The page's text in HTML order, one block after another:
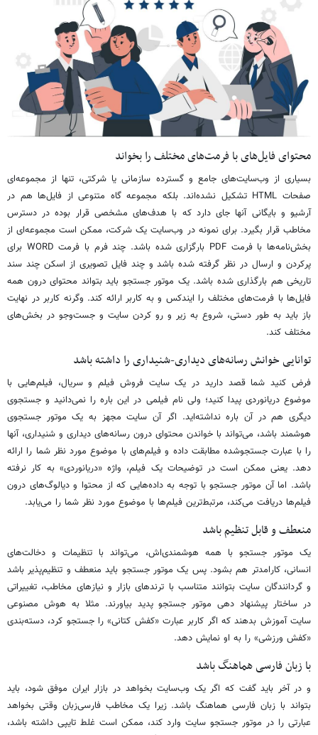
محتوای فایل‌های با فرمت‌های مختلف را بخواند
بسیاری از وب‌سایت‌های جامع و گسترده سازمانی یا شرکتی، تنها از مجموعه‌ای
صفحات HTML تشکیل نشده‌اند. بلکه مجموعه گاه متنوعی از فایل‌ها هم در
آرشیو و بایگانی آنها جای دارد که با هدف‌های مشخصی قرار بوده در دسترس
مخاطب قرار بگیرد. برای نمونه در وب‌سایت یک شرکت، ممکن است مجموعه‌ای از
بخش‌نامه‌ها با فرمت PDF بارگزاری شده باشد. چند فرم با فرمت WORD برای
پرکردن و ارسال در نظر گرفته شده باشد و چند فایل تصویری از اسکن چند سند
تاریخی هم بارگذاری شده باشد. یک موتور جستجو باید بتواند محتوای درون همه
فایل‌ها با فرمت‌های مختلف را ایندکس و به کاربر ارائه کند. وگرنه کاربر در نهایت
باز باید به طور دستی، شروع به زیر و رو کردن سایت و جست‌وجو در بخش‌های
مختلف کند.
توانایی خوانش رسانه‌های دیداری-شنیداری را داشته باشد
فرض کنید شما قصد دارید در یک سایت فروش فیلم‌ و سریال، فیلم‌هایی با
موضوع دریانوردی پیدا کنید؛ ولی نام فیلمی در این باره را نمی‌دانید و جستجوی
دیگری هم در آن باره نداشته‌اید. اگر آن سایت مجهز به یک موتور جستجوی
هوشمند باشد، می‌تواند با خواندن محتوای درون رسانه‌های دیداری و شنیداری، آنها
را با عبارت جستجوشده مطابقت داده و فیلم‌های با موضوع مورد نظر شما را ارائه
دهد. یعنی ممکن است در توضیحات یک فیلم، واژه «دریانوردی» به کار نرفته
باشد. اما آن موتور جستجو با توجه به داده‌هایی که از محتوا و دیالوگ‌های درون
فیلم‌ها دریافت می‌کند، مرتبط‌ترین فیلم‌ها با موضوع مورد نظر شما را می‌یابد.
منعطف و قابل تنظیم باشد
یک موتور جستجو با همه هوشمندی‌اش، می‌تواند با تنظیمات و دخالت‌های
انسانی، کارامدتر هم بشود. پس یک موتور جستجو باید منعطف و تنظیم‌پذیر باشد
و گردانندگان سایت بتوانند متناسب با ترندهای بازار و نیازهای مخاطب، تغییراتی
در ساختار پیشنهاد دهی موتور جستجو پدید بیاورند. مثلا به هوش مصنوعی
سایت آموزش بدهند که اگر کاربر عبارت «کفش کتانی» را جستجو کرد، دسته‌بندی
«کفش ورزشی» را به او نمایش دهد.
با زبان فارسی هماهنگ باشد
و در آخر باید گفت که اگر یک وب‌سایت بخواهد در بازار ایران موفق شود، باید
بتواند با زبان فارسی هماهنگ باشد. زیرا یک مخاطب فارسی‌زبان وقتی بخواهد
عبارتی را در موتور جستجو سایت وارد کند، ممکن است غلط تایپی داشته باشد،